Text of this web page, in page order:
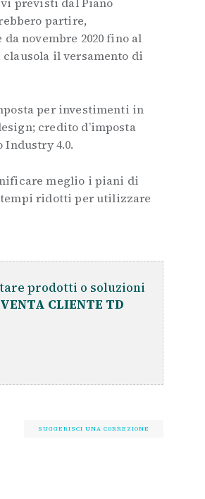
partire,
novembre 2020 fino al
clausola il versamento di
per investimenti in
credito d’imposta
Industry 4.0.
meglio i piani di
ridotti per utilizzare
prodotti o soluzioni
CLIENTE TD
SUGGERISCI UNA CORREZIONE